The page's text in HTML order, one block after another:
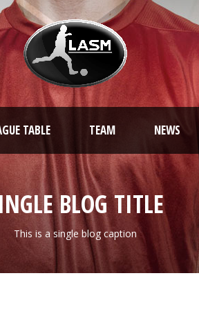
TABLE TEAM NEWS
BLOG TITLE
This is a single blog caption